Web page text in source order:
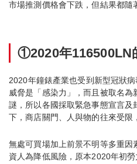
市場推測價格會下跌，但結果都隨
①2020年116500LN
2020年鐘錶產業也受到新型冠狀
威脅是「感染力」，而且被取名為
謎，所以各國採取緊急事態宣言及
下，商店關門、人與物的往來受限，
無處可買場加上前景不明等多重
資人為降低風險，原本2020年初